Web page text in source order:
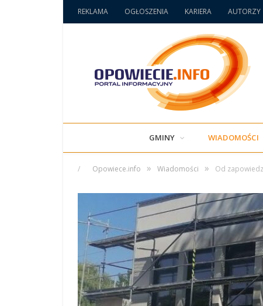
REKLAMA OGŁOSZENIA KARIERA AUTORZY
GMINY WIADOMOŚCI
/ Opowiece.info » Wiadomości » Od